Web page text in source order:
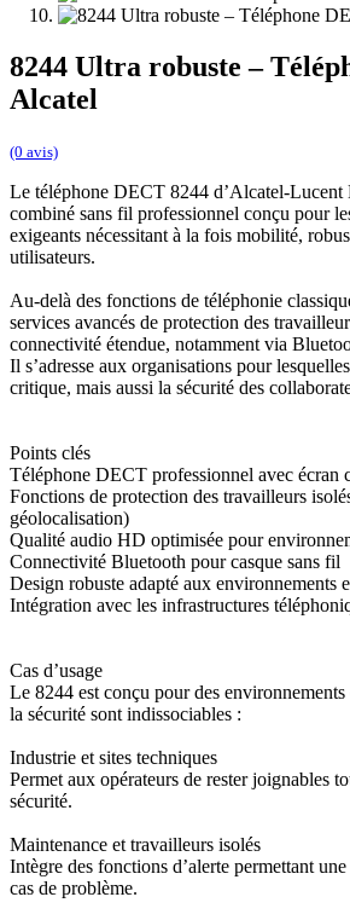
8244 Ultra robuste –
Alcatel
(0 avis)
Le téléphone DECT 8244 d’Alcatel-Lucent
combiné sans fil professionnel conçu pour
exigeants nécessitant à la fois mobilité,
utilisateurs.
Au-delà des fonctions de téléphonie
services avancés de protection des
connectivité étendue, notamment via
Il s’adresse aux organisations pour
critique, mais aussi la sécurité des
Points clés
Téléphone DECT professionnel avec écran
Fonctions de protection des travailleurs
géolocalisation)
Qualité audio HD optimisée pour
Connectivité Bluetooth pour casque sans fil
Design robuste adapté aux environnements
Intégration avec les infrastructures
Cas d’usage
Le 8244 est conçu pour des
la sécurité sont indissociables :
Industrie et sites techniques
Permet aux opérateurs de rester joignables
sécurité.
Maintenance et travailleurs isolés
Intègre des fonctions d’alerte permettant
cas de problème.